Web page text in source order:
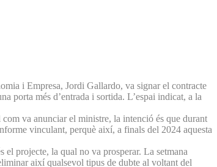
i Empresa, Jordi Gallardo, va signar el contracte
porta més d’entrada i sortida. L’espai indicat, a la
va anunciar el ministre, la intenció és que durant
vinculant, perquè així, a finals del 2024 aquesta
el projecte, la qual no va prosperar. La setmana
així qualsevol tipus de dubte al voltant del